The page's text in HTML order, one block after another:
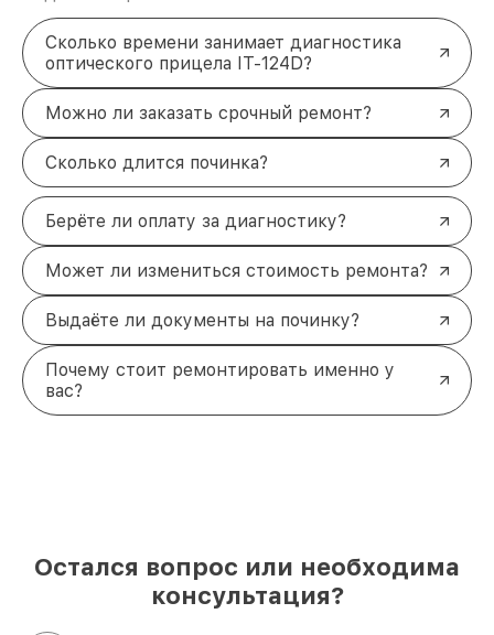
Сколько времени занимает диагностика
оптического прицела IT-124D?
Можно ли заказать срочный ремонт?
Сколько длится починка?
Берёте ли оплату за диагностику?
Может ли измениться стоимость ремонта?
Выдаёте ли документы на починку?
Почему стоит ремонтировать именно у
вас?
Остался вопрос или необходима
консультация?